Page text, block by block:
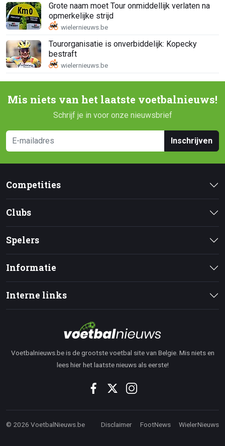
Grote naam moet Tour onmiddellijk verlaten na
opmerkelijke strijd
Tourorganisatie is onverbiddelijk: Kopecky
bestraft
Mis niets van het laatste voetbalnieuws!
Schrijf je in voor onze nieuwsbrief
Inschrijven
Competities
Clubs
Spelers
Informatie
Interne links
Voetbalnieuws.be is de grootste voetbal site van Belgie. Mis niets en
lees hier het laatste nieuws als eerste!
© 2026 VoetbalNieuws.be Disclaimer FootNews WielerNieuws